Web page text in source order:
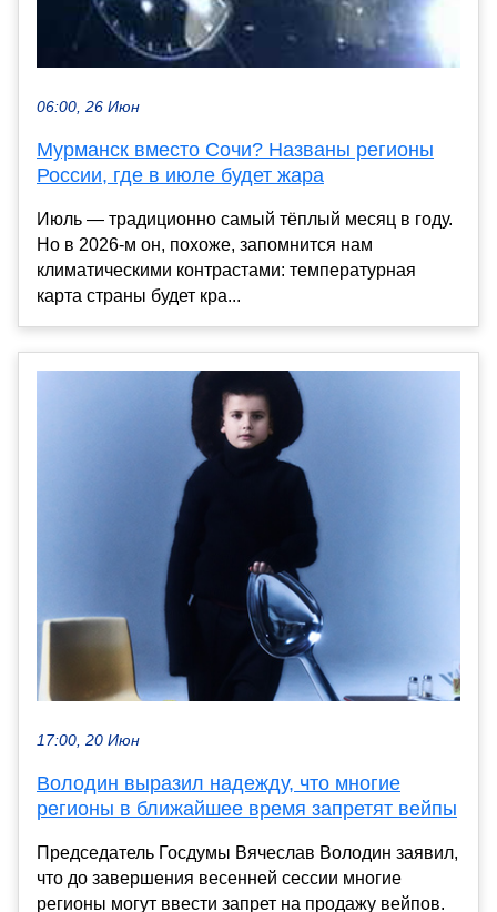
06:00, 26 Июн
Мурманск вместо Сочи? Названы регионы
России, где в июле будет жара
Июль — традиционно самый тёплый месяц в году.
Но в 2026-м он, похоже, запомнится нам
климатическими контрастами: температурная
карта страны будет кра...
17:00, 20 Июн
Володин выразил надежду, что многие
регионы в ближайшее время запретят вейпы
Председатель Госдумы Вячеслав Володин заявил,
что до завершения весенней сессии многие
регионы могут ввести запрет на продажу вейпов.